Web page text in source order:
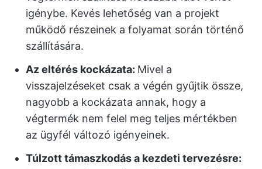
igénybe. Kevés lehetőség van a projekt
működő részeinek a folyamat során történő
szállítására.
Az eltérés kockázata: Mivel a
visszajelzéseket csak a végén gyűjtik össze,
nagyobb a kockázata annak, hogy a
végtermék nem felel meg teljes mértékben
az ügyfél változó igényeinek.
Túlzott támaszkodás a kezdeti tervezésre: